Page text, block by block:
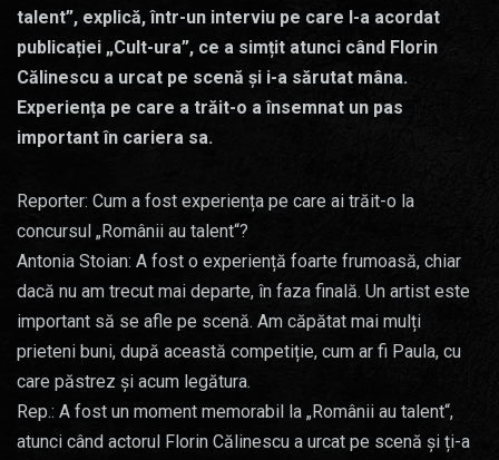
talent”, explică, într-un interviu pe care l-a acordat
publicației „Cult-ura”, ce a simțit atunci când Florin
Călinescu a urcat pe scenă și i-a sărutat mâna.
Experiența pe care a trăit-o a însemnat un pas
important în cariera sa.
Reporter: Cum a fost experiența pe care ai trăit-o la
concursul „Românii au talent“?
Antonia Stoian: A fost o experiență foarte frumoasă, chiar
dacă nu am trecut mai departe, în faza finală. Un artist este
important să se afle pe scenă. Am căpătat mai mulți
prieteni buni, după această competiție, cum ar fi Paula, cu
care păstrez și acum legătura.
Rep.: A fost un moment memorabil la „Românii au talent“,
atunci când actorul Florin Călinescu a urcat pe scenă și ți-a